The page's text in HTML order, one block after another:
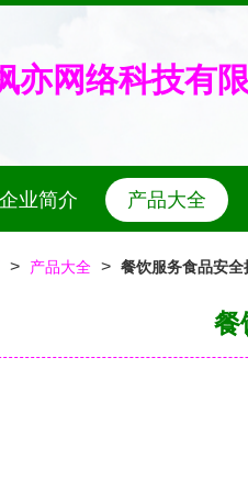
亦网络科技有
企业简介 产品大全
> 产品大全 > 餐饮服务食品安
餐